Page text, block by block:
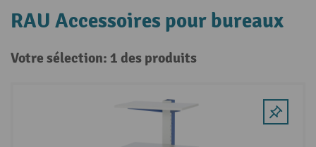
RAU Accessoires pour bureaux
Votre sélection: 1 des produits